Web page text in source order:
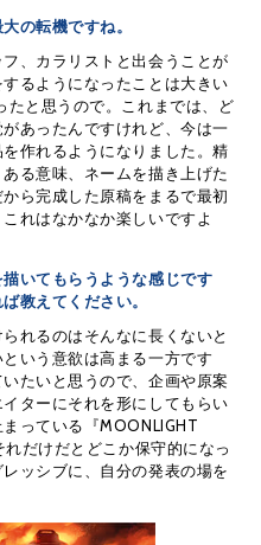
の転機ですね。
、カラリストと出会うことが
るようになったことは大きい
たと思うので。これまでは、ど
あったんですけれど、今は一
作れるようになりました。精
る意味、ネームを描き上げた
ら完成した原稿をまるで最初
れはなかなか楽しいですよ
いてもらうような感じです
教えてください。
れるのはそんなに長くないと
いう意欲は高まる一方です
たいと思うので、企画や原案
ターにそれを形にしてもらい
っている『MOONLIGHT
だけだとどこか保守的になっ
ッシブに、自分の発表の場を